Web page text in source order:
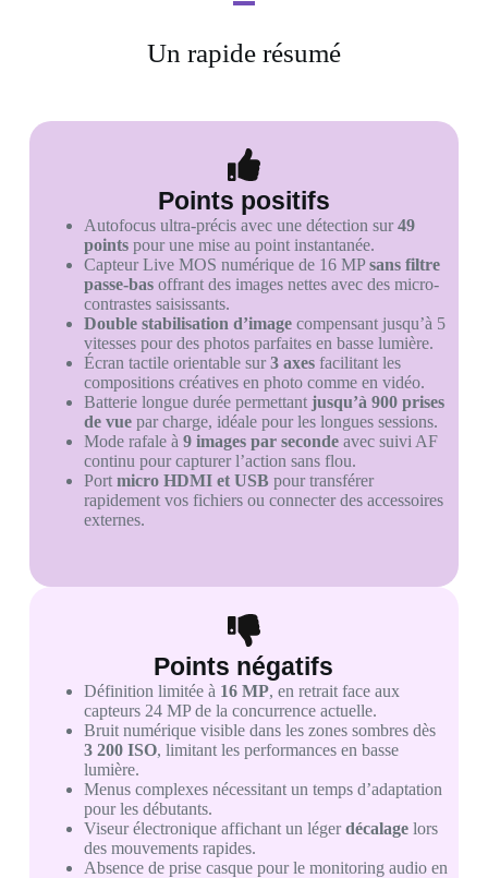
Un rapide résumé
Points positifs
Autofocus ultra-précis avec une détection sur 49
pointspour une mise au point instantanée.
Capteur Live MOS numérique de 16 MPsans filtre
passe-basoffrant des images nettes avec des micro-
contrastes saisissants.
Double stabilisation d’imagecompensant jusqu’à 5
vitesses pour des photos parfaites en basse lumière.
Écran tactile orientable sur 3 axesfacilitant les
compositions créatives en photo comme en vidéo.
Batterie longue durée permettant jusqu’à 900 prises
de vuepar charge, idéale pour les longues sessions.
Mode rafale à 9 images par secondeavec suivi AF
continu pour capturer l’action sans flou.
Port micro HDMI et USB pour transférer
rapidement vos fichiers ou connecter des accessoires
externes.
Points négatifs
Définition limitée à 16 MP, en retrait face aux
capteurs 24 MP de la concurrence actuelle.
Bruit numérique visible dans les zones sombres dès
3 200 ISO, limitant les performances en basse
lumière.
Menus complexes nécessitant un temps d’adaptation
pour les débutants.
Viseur électronique affichant un légerdécalagelors
des mouvements rapides.
Absence de prise casque pour le monitoring audio en